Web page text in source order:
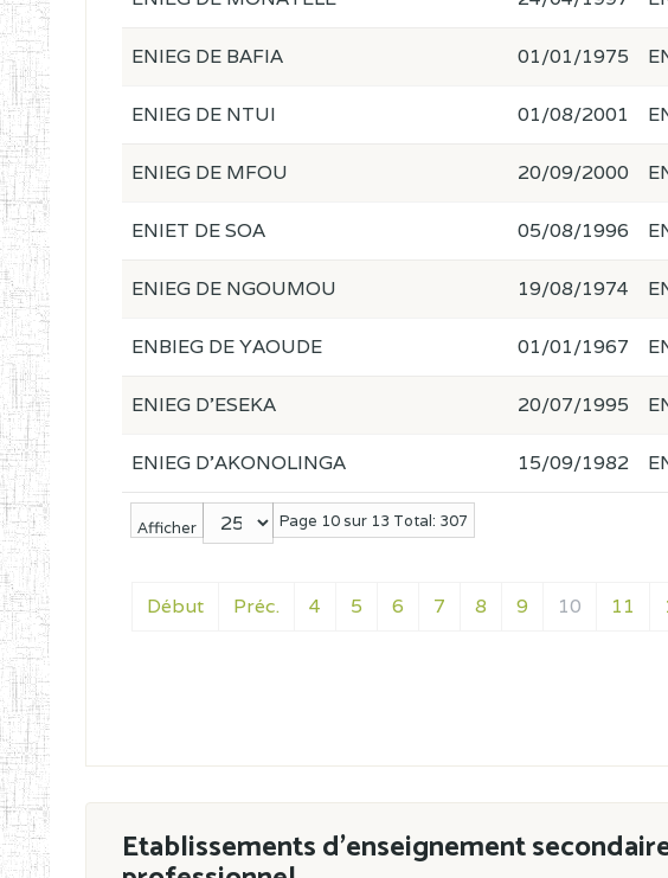
Afficher Page 10 sur 13 Total: 307
Début Préc. 4 5 6 7 8 9 10 11
ENIEG DE BAFIA 01/01/1975
ENIEG DE NTUI 01/08/2001
ENIEG DE MFOU 20/09/2000
ENIET DE SOA 05/08/1996
ENIEG DE NGOUMOU 19/08/1974
ENBIEG DE YAOUDE 01/01/1967
ENIEG D'ESEKA 20/07/1995
ENIEG D'AKONOLINGA 15/09/1982
Etablissements d'enseignement